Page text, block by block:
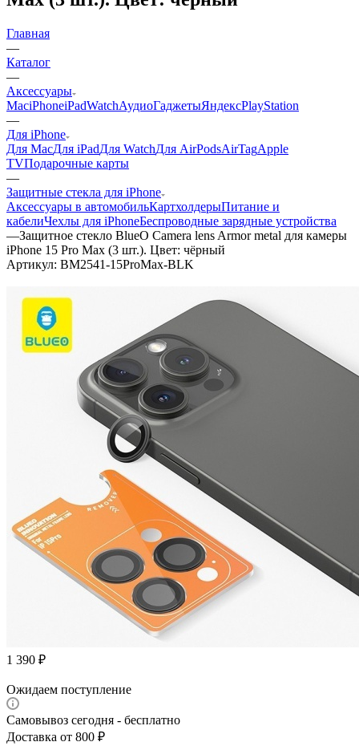
Главная
—
Каталог
—
Аксессуары
MaciPhoneiPadWatchАудиоГаджетыЯндексPlayStation
—
Для iPhone
Для MacДля iPadДля WatchДля AirPodsAirTagApple
TVПодарочные карты
—
Защитные стекла для iPhone
Аксессуары в автомобильКартхолдерыПитание и
кабелиЧехлы для iPhoneБеспроводные зарядные устройства
—Защитное стекло BlueO Camera lens Armor metal для камеры
iPhone 15 Pro Max (3 шт.). Цвет: чёрный
Артикул: BM2541-15ProMax-BLK
1 390 ₽
Ожидаем поступление
Самовывоз сегодня - бесплатно
Доставка от 800 ₽